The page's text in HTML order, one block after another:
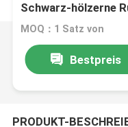
Schwarz-hölzerne
MOQ：1 Satz von
Bestpreis
PRODUKT-